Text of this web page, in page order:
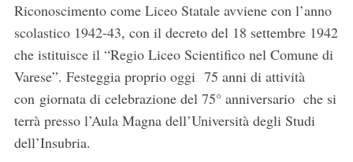
Riconoscimento come Liceo Statale avviene con l’anno
scolastico 1942-43, con il decreto del 18 settembre 1942
che istituisce il “Regio Liceo Scientifico nel Comune di
Varese”. Festeggia proprio oggi 75 anni di attività
con giornata di celebrazione del 75° anniversario che si
terrà presso l’Aula Magna dell’Università degli Studi
dell’Insubria.